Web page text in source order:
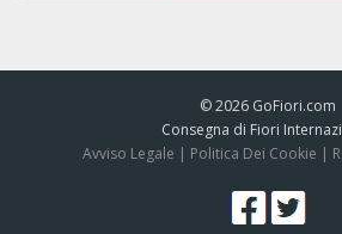
© 2026 GoFiori.com
Consegna di Fiori
Avviso Legale | Politica Dei Cookie |